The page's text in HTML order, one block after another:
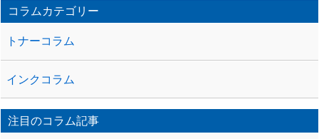
コラムカテゴリー
トナーコラム
インクコラム
注目のコラム記事